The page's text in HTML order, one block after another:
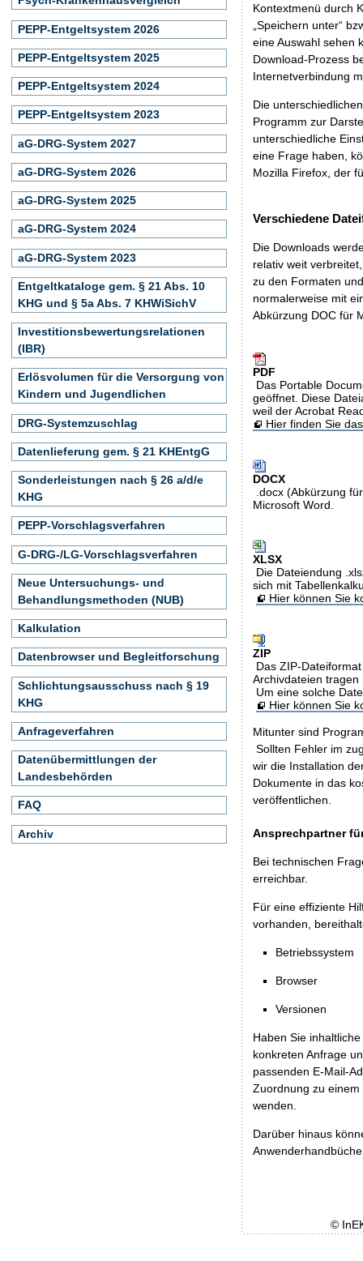
Kontextmenü durch
„Speichern unter“
eine Auswahl sehen
Download-Prozess
Internetverbindung
Die
Programm zur
unterschiedliche
eine Frage haben,
Mozilla Firefox, der
Verschiedene
Die Downloads
relativ weit
zu den Formaten
normalerweise mit
Abkürzung DOC für
PDF
Das Portable
geöffnet. Diese
weil der Acrobat
Hier finden Sie
DOCX
.docx (Abkürzung
Microsoft Word.
XLSX
Die Dateiendung
sich mit
Hier können Sie
ZIP
Das ZIP-
Archivdateien
Um eine solche
Hier können Sie
Mitunter sind
Sollten Fehler im
wir die Installation
Dokumente in das
veröffentlichen.
Ansprechpartner
Bei technischen
erreichbar.
Für eine effiziente
vorhanden,
Betriebssystem
Browser
Versionen
Haben Sie
konkreten Anfrage
passenden E-Mail-
Zuordnung zu
wenden.
Darüber hinaus
PEPP-Entgeltsystem 2026
PEPP-Entgeltsystem 2025
PEPP-Entgeltsystem 2024
PEPP-Entgeltsystem 2023
aG-DRG-System 2027
aG-DRG-System 2026
aG-DRG-System 2025
aG-DRG-System 2024
aG-DRG-System 2023
Entgeltkataloge gem. § 21 Abs. 10
KHG und § 5a Abs. 7 KHWiSichV
Investitionsbewertungsrelationen
(IBR)
Erlösvolumen für die Versorgung von
Kindern und Jugendlichen
DRG-Systemzuschlag
Datenlieferung gem. § 21 KHEntgG
Sonderleistungen nach § 26 a/d/e
KHG
PEPP-Vorschlagsverfahren
G-DRG-/LG-Vorschlagsverfahren
Neue Untersuchungs- und
Behandlungsmethoden (NUB)
Kalkulation
Datenbrowser und Begleitforschung
Schlichtungsausschuss nach § 19
KHG
Anfrageverfahren
Datenübermittlungen der
Landesbehörden
FAQ
Archiv
©